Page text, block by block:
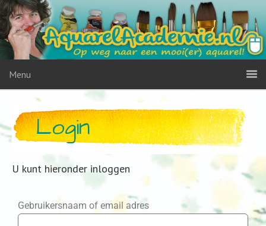
Menu
Login
U kunt hieronder inloggen
Gebruikersnaam of email adres